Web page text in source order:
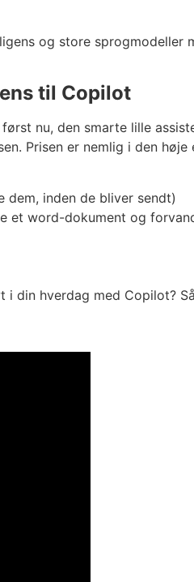
og store
til Copilot
nu, den smarte lille
Prisen er nemlig i den
inden de bliver sendt)
et word-dokument og
i din hverdag med Copilot?